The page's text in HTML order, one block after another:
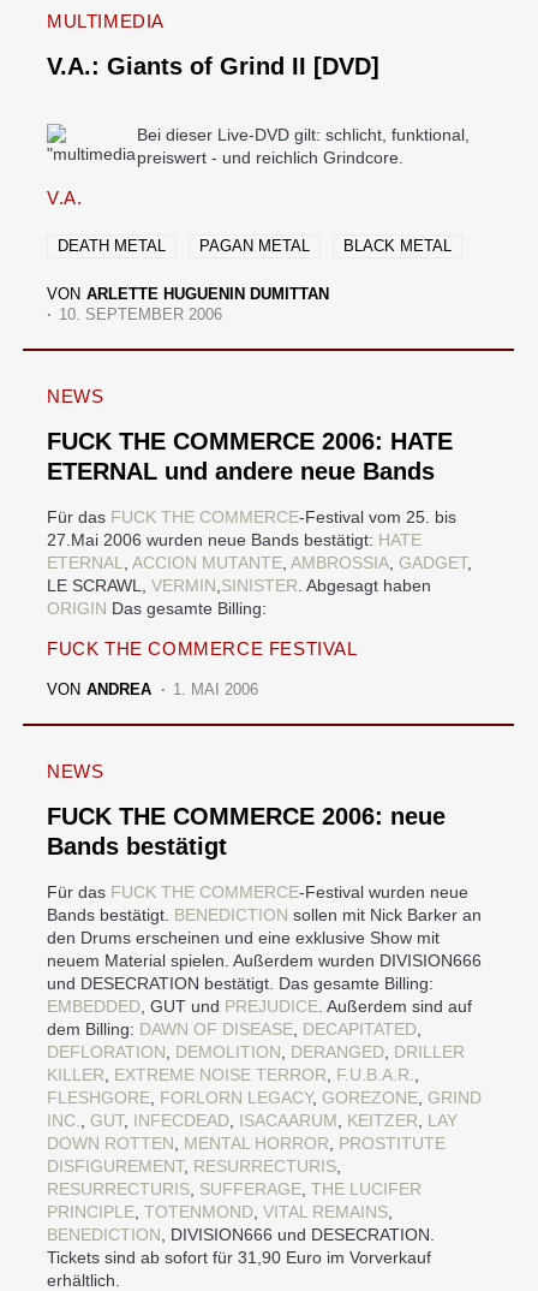
MULTIMEDIA
V.A.: Giants of Grind II [DVD]
Bei dieser Live-DVD gilt: schlicht, funktional,
preiswert - und reichlich Grindcore.
V.A.
DEATH METAL PAGAN METAL BLACK METAL
VON ARLETTE HUGUENIN DUMITTAN
10. SEPTEMBER 2006
NEWS
FUCK THE COMMERCE 2006: HATE
ETERNAL und andere neue Bands
Für das FUCK THE COMMERCE-Festival vom 25. bis
27.Mai 2006 wurden neue Bands bestätigt: HATE
ETERNAL
ACCION MUTANTE AMBROSSIA GADGET,
LE SCRAWL, VERMIN SINISTER . Abgesagt haben
ORIGIN Das gesamte Billing:
FUCK THE COMMERCE FESTIVAL
VON ANDREA 1. MAI 2006
NEWS
FUCK THE COMMERCE 2006: neue
Bands bestätigt
Für das FUCK THE COMMERCE-Festival wurden neue
Bands bestätigt. BENEDICTION sollen mit Nick Barker an
den Drums erscheinen und eine exklusive Show mit
neuem Material spielen. Außerdem wurden DIVISION666
und DESECRATION bestätigt. Das gesamte Billing:
EMBEDDED , GUT und PREJUDICE . Außerdem sind auf
dem Billing: DAWN OF DISEASE DECAPITATED
DEFLORATION
DEMOLITION DERANGED DRILLER
KILLER
EXTREME NOISE TERROR F.U.B.A.R.
FLESHGORE FORLORN LEGACY, GOREZONE GRIND
INC.
GUT, INFECDEAD ISACAARUM KEITZER
LAY
DOWN ROTTEN
MENTAL HORROR
PROSTITUTE
DISFIGUREMENT, RESURRECTURIS
RESURRECTURIS SUFFERAGE THE LUCIFER
PRINCIPLE TOTENMOND VITAL REMAINS
BENEDICTION , DIVISION666 und DESECRATION.
Tickets sind ab sofort für 31,90 Euro im Vorverkauf
erhältlich.